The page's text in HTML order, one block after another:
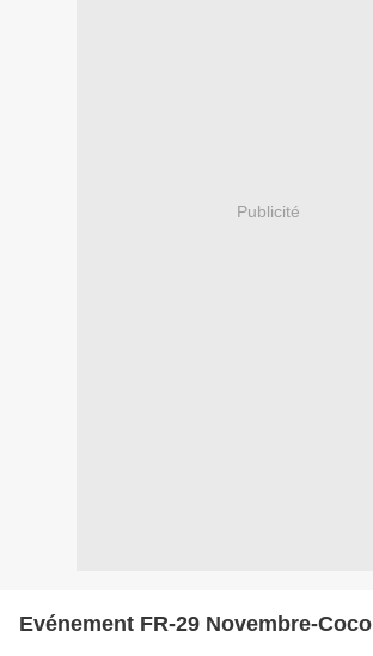
Publicité
Evénement FR-29 Novembre-Coco